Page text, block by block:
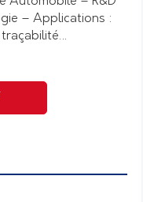
– Applications :
traçabilité…